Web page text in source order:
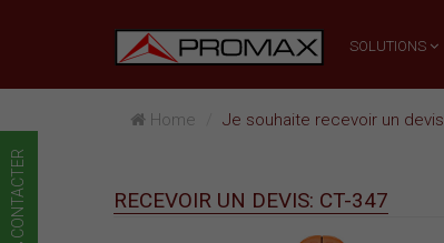
SOLUTIONS
Home Je souhaite recevoir un devis
RECEVOIR UN DEVIS: CT-347
CONTACTER